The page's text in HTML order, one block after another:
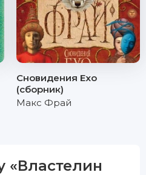
Сновидения Ехо
(сборник)
Макс Фрай
«Властелин